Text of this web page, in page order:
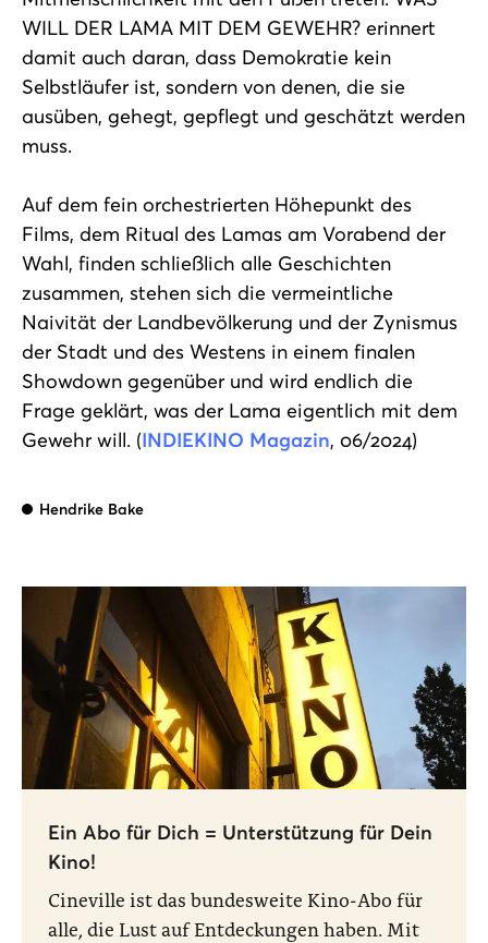
WILL DER LAMA MIT DEM GEWEHR? erinnert
damit auch daran, dass Demokratie kein
Selbstläufer ist, sondern von denen, die sie
ausüben, gehegt, gepflegt und geschätzt werden
muss.
Auf dem fein orchestrierten Höhepunkt des
Films, dem Ritual des Lamas am Vorabend der
Wahl, finden schließlich alle Geschichten
zusammen, stehen sich die vermeintliche
Naivität der Landbevölkerung und der Zynismus
der Stadt und des Westens in einem finalen
Showdown gegenüber und wird endlich die
Frage geklärt, was der Lama eigentlich mit dem
Gewehr will. (INDIEKINO Magazin, 06/2024)
Hendrike Bake
Ein Abo für Dich = Unterstützung für Dein
Kino!
Cineville ist das bundesweite Kino-Abo für
alle, die Lust auf Entdeckungen haben. Mit